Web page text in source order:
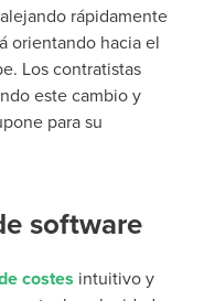
rápidamente
orientando hacia el
Los contratistas
este cambio y
para su
software
costes intuitivo y